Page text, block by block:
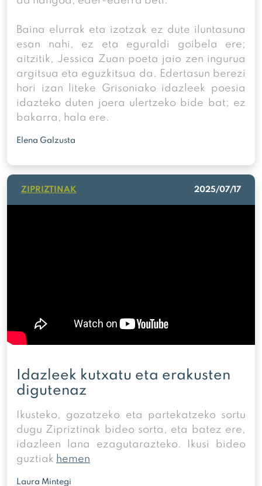
Baina elurrak eta izotzak ez dute iluntasuna
esan nahi, ez eta eguraldi goibela ere;
aitzitik, Jessica Zuan poeta jaio zen ingurua
argitsua eta eguzkitsua da. Edertasun berezi
hori izan liteke Grisoniako idazleek poesia
idazteko duten joera ulertzeko bide bat; ez
bakarra, hala ere.
Elena Galzusta
ZIPRIZTINAK 2025/07/17
Idazleek kutxatu eta erakusten
digutenaz
Ikusteko, gozatzeko eta partekatzeko sortu
dugu Zipriztinak bideo sorta, eta batez ere,
idazleen lana ezagutarazteko. Ikusi bideo
guztiak hemen
Laura Mintegi